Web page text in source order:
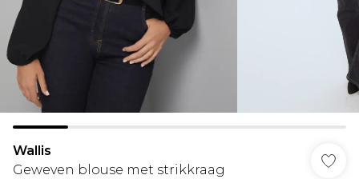
Wallis
Geweven blouse met strikkraag